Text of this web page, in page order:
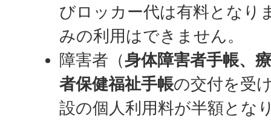
びロッカー代は有料となり
みの利用はできません。
障害者（身体障害者手帳、
者保健福祉手帳の交付を受
設の個人利用料が半額とな